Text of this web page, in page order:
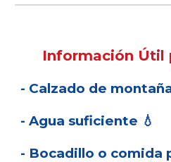
Información Útil
- Calzado de
- Agua suficiente 💧
- Bocadillo o comida